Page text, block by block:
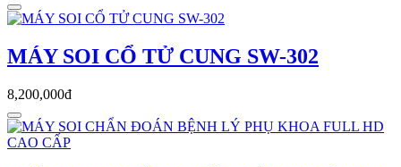
MÁY SOI CỔ TỬ CUNG SW-302
8,200,000đ